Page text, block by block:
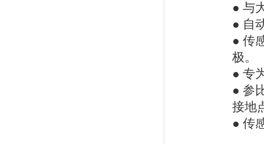
● 与
● 自
● 传
极。
● 专
● 参
接地
● 传